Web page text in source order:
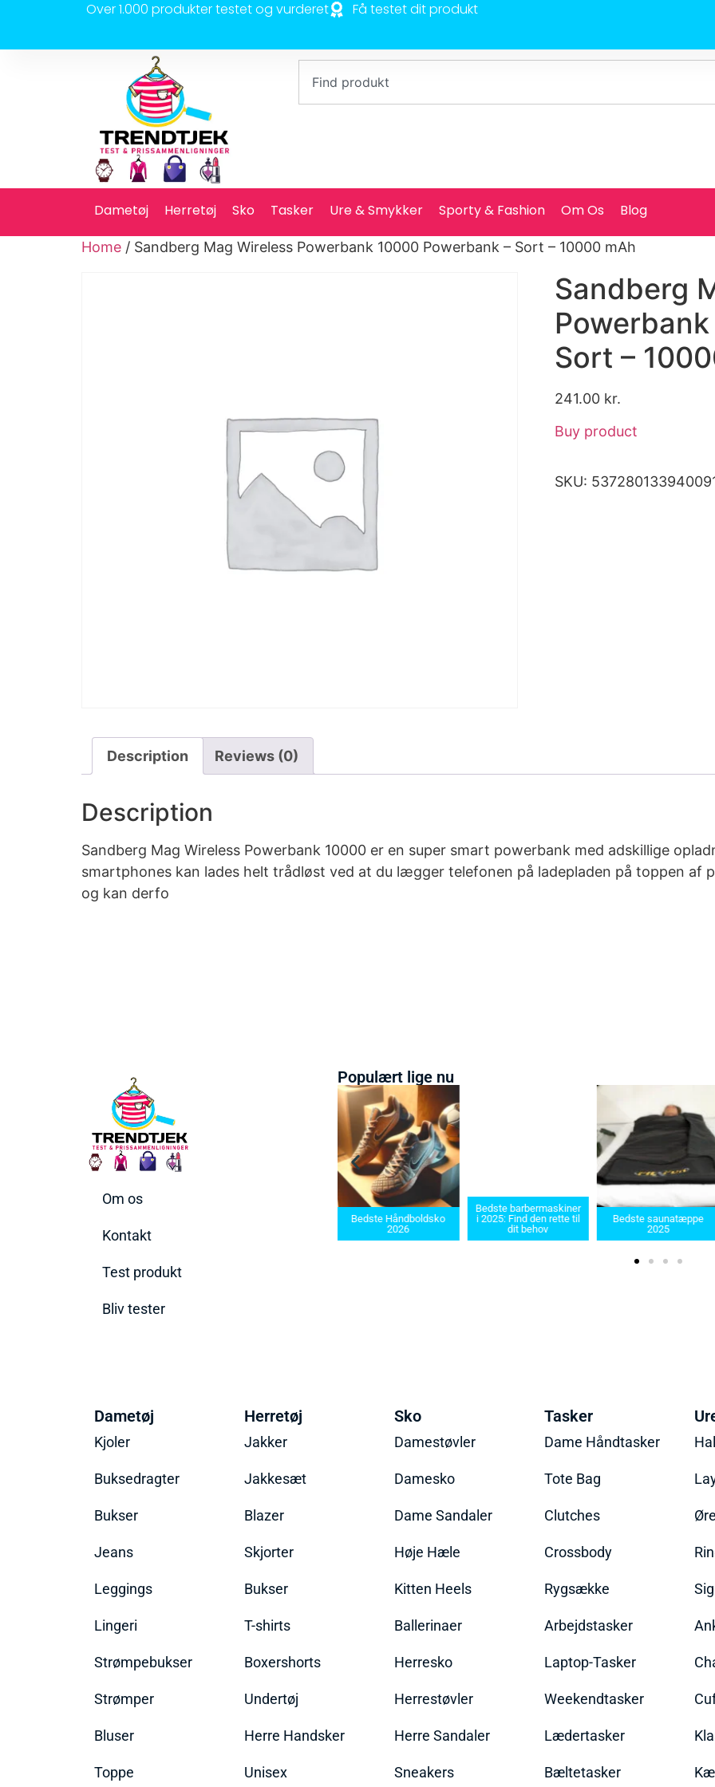
Over 1.000 produkter testet og vurderet Få testet dit produkt
Dametøj Herretøj Sko Tasker Ure & Smykker Sporty & Fashion Om Os Blog
Home / Sandberg Mag Wireless Powerbank 10000 Powerbank – Sort – 10000 mAh
Sandberg
Sort –
241.00 kr.
Buy product
SKU:
Description Reviews (0)
Description
Sandberg Mag Wireless Powerbank 10000 er en super smart powerbank med adskillige
smartphones kan lades helt trådløst ved at du lægger telefonen på ladepladen på toppen af
og kan derfo
Om os
Kontakt
Test produkt
Bliv tester
Populært lige nu
2025
Bedste Håndboldsko
2026
Bedste barbermaskiner
i 2025: Find den rette til
dit behov
Bedste saunatæppe
2025
Dametøj
Kjoler
Buksedragter
Bukser
Jeans
Leggings
Lingeri
Strømpebukser
Strømper
Bluser
Toppe
Herretøj
Jakker
Jakkesæt
Blazer
Skjorter
Bukser
T-shirts
Boxershorts
Undertøj
Herre Handsker
Unisex
Sko
Damestøvler
Damesko
Dame Sandaler
Høje Hæle
Kitten Heels
Ballerinaer
Herresko
Herrestøvler
Herre Sandaler
Sneakers
Tasker
Dame Håndtasker
Tote Bag
Clutches
Crossbody
Rygsække
Arbejdstasker
Laptop-Tasker
Weekendtasker
Lædertasker
Bæltetasker